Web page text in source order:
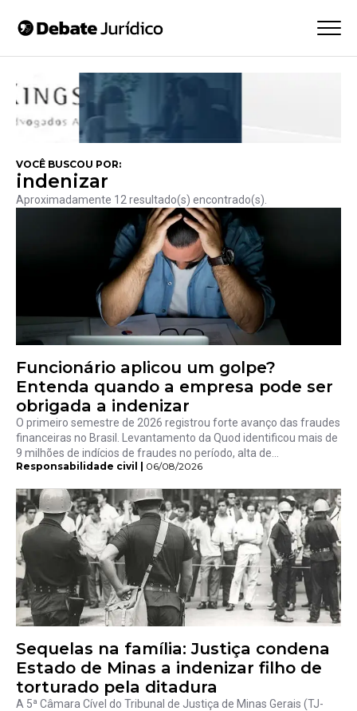
VOCÊ BUSCOU POR:
indenizar
Aproximadamente 12 resultado(s) encontrado(s).
Funcionário aplicou um golpe?
Entenda quando a empresa pode ser
obrigada a indenizar
O primeiro semestre de 2026 registrou forte avanço das fraudes
financeiras no Brasil. Levantamento da Quod identificou mais de
9 milhões de indícios de fraudes no período, alta de...
Responsabilidade civil | 06/08/2026
Sequelas na família: Justiça condena
Estado de Minas a indenizar filho de
torturado pela ditadura
A 5ª Câmara Cível do Tribunal de Justiça de Minas Gerais (TJ-